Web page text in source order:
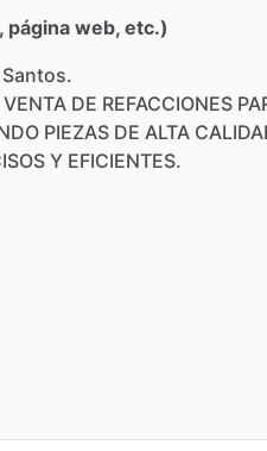
web, etc.)
VENTA DE REFACCIONES
PIEZAS DE ALTA
Y EFICIENTES.